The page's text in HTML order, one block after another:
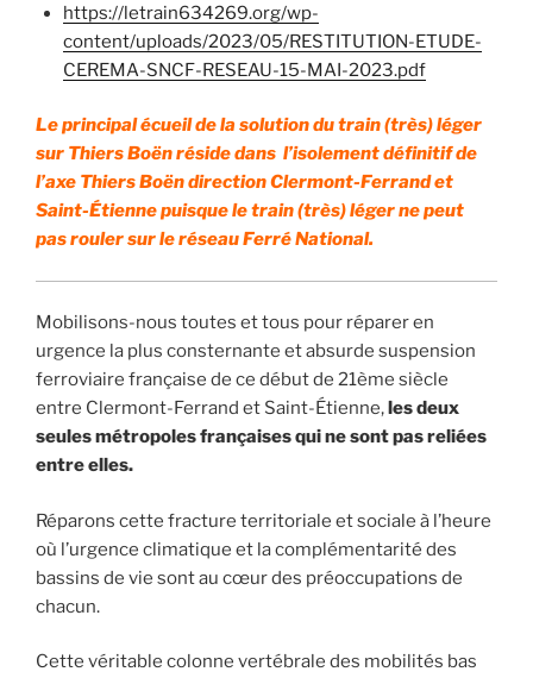
https://letrain634269.org/wp-
content/uploads/2023/05/RESTITUTION-ETUDE-
CEREMA-SNCF-RESEAU-15-MAI-2023.pdf
Le principal écueil de la solution du train (très) léger
sur Thiers Boën réside dans l’isolement définitif de
l’axe Thiers Boën direction Clermont-Ferrand et
Saint-Étienne puisque le train (très) léger ne peut
pas rouler sur le réseau Ferré National.
Mobilisons-nous toutes et tous pour réparer en
urgence la plus consternante et absurde suspension
ferroviaire française de ce début de 21ème siècle
entre Clermont-Ferrand et Saint-Étienne,les deux
seules métropoles françaises qui ne sont pas reliées
entre elles.
Réparons cette fracture territoriale et sociale à l’heure
où l’urgence climatique et la complémentarité des
bassins de vie sont au cœur des préoccupations de
chacun.
Cette véritable colonne vertébrale des mobilités bas